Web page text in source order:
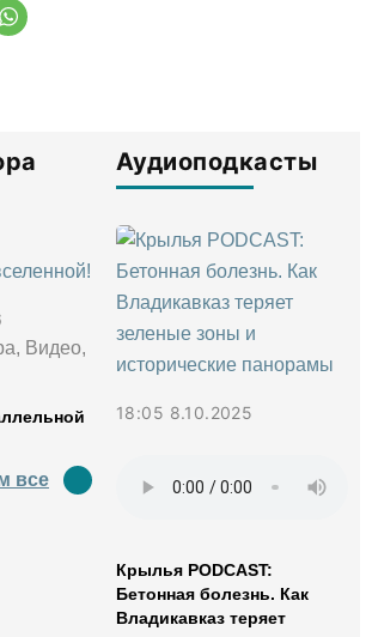
Видео,
все
Аудиоподкасты
18:05 8.10.2025
Крылья PODCAST:
Бетонная болезнь. Как
Владикавказ теряет